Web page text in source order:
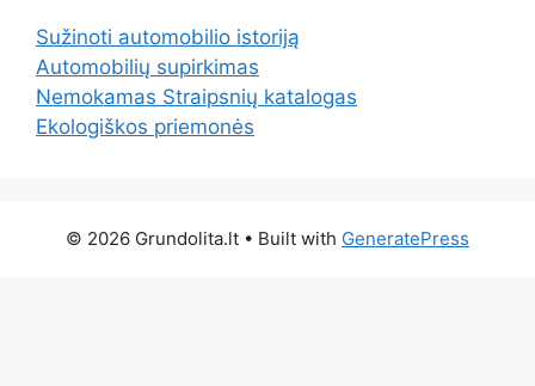
Sužinoti automobilio istoriją
Automobilių supirkimas
Nemokamas Straipsnių katalogas
Ekologiškos priemonės
© 2026 Grundolita.lt • Built with GeneratePress